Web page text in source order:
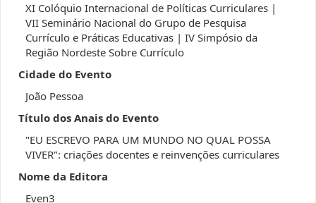
XI Colóquio Internacional de Políticas Curriculares |
VII Seminário Nacional do Grupo de Pesquisa
Currículo e Práticas Educativas | IV Simpósio da
Região Nordeste Sobre Currículo
Cidade do Evento
João Pessoa
Título dos Anais do Evento
"EU ESCREVO PARA UM MUNDO NO QUAL POSSA
VIVER": criações docentes e reinvenções curriculares
Nome da Editora
Even3